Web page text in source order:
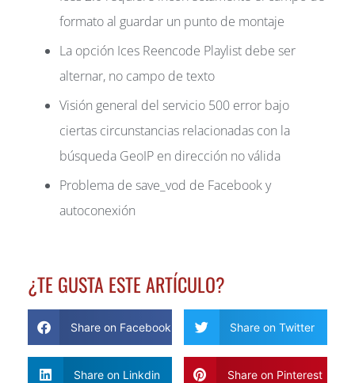
formato al guardar un punto de montaje
La opción Ices Reencode Playlist debe ser
alternar, no campo de texto
Visión general del servicio 500 error bajo
ciertas circunstancias relacionadas con la
búsqueda GeoIP en dirección no válida
Problema de save_vod de Facebook y
autoconexión
¿TE GUSTA ESTE ARTÍCULO?
Share on Facebook Share on Twitter
Share on Linkdin Share on Pinterest